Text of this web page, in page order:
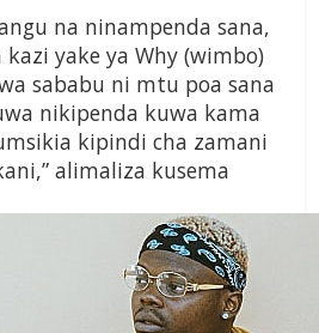
na ninampenda sana,
yake ya Why (wimbo)
sababu ni mtu poa sana
nikipenda kuwa kama
kipindi cha zamani
alimaliza kusema